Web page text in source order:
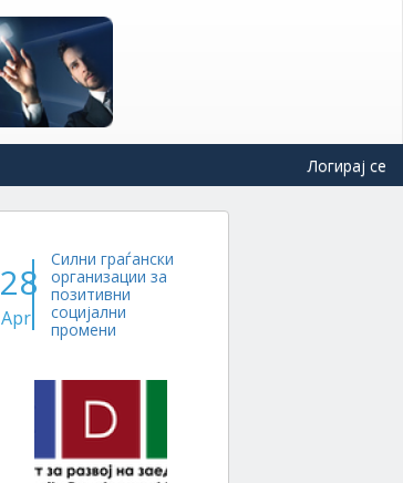
Логирај се
28
Apr
Силни граѓански
организации за
позитивни
социјални
промени